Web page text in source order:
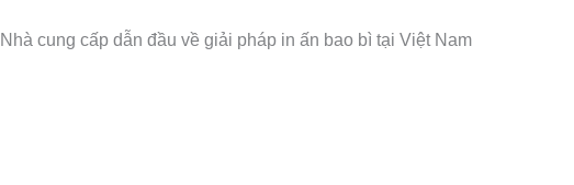
tới
Nhà cung cấp dẫn đầu về giải pháp in ấn bao bì tại Việt Nam